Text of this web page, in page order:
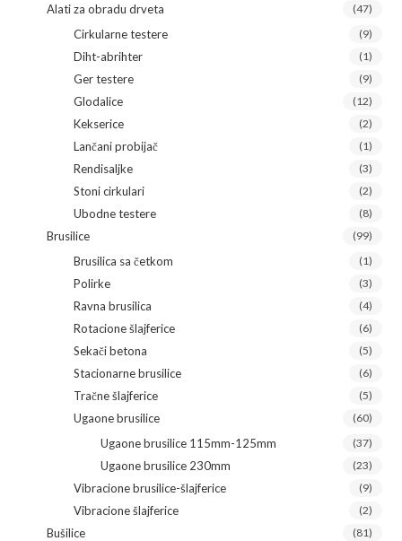
Alati za obradu drveta (47)
Cirkularne testere (9)
Diht-abrihter (1)
Ger testere (9)
Glodalice (12)
Kekserice (2)
Lančani probijač (1)
Rendisaljke (3)
Stoni cirkulari (2)
Ubodne testere (8)
Brusilice (99)
Brusilica sa četkom (1)
Polirke (3)
Ravna brusilica (4)
Rotacione šlajferice (6)
Sekači betona (5)
Stacionarne brusilice (6)
Tračne šlajferice (5)
Ugaone brusilice (60)
Ugaone brusilice 115mm-125mm (37)
Ugaone brusilice 230mm (23)
Vibracione brusilice-šlajferice (9)
Vibracione šlajferice (2)
Bušilice (81)